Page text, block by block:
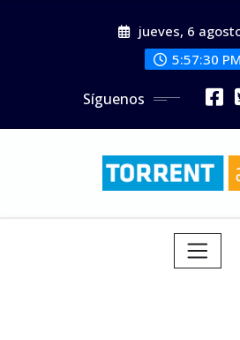
jueves, 6
5:57:32 PM
Síguenos